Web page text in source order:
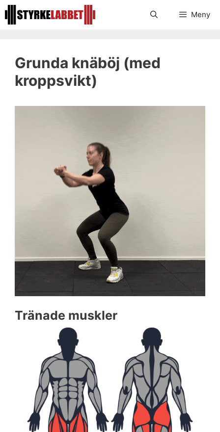
Hoppa
till
Meny
Grunda knäböj (med
kroppsvikt)
Tränade muskler